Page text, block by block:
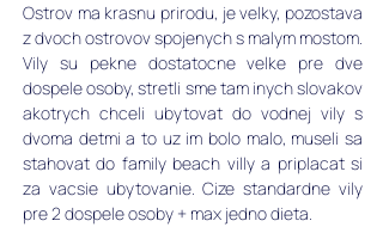
Ostrov ma krasnu prirodu, je velky, pozostava
z dvoch ostrovov spojenych s malym mostom.
Vily su pekne dostatocne velke pre dve
dospele osoby, stretli sme tam inych slovakov
akotrych chceli ubytovat do vodnej vily s
dvoma detmi a to uz im bolo malo, museli sa
stahovat do family beach villy a priplacat si
za vacsie ubytovanie. Cize standardne vily
pre 2 dospele osoby + max jedno dieta.